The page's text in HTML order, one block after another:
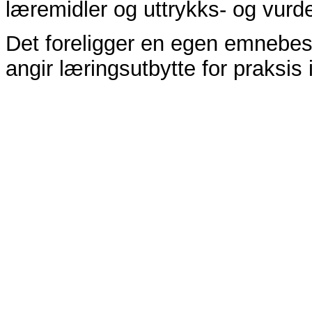
læremidler og uttrykks- og
Det foreligger en egen
angir læringsutbytte for praksis